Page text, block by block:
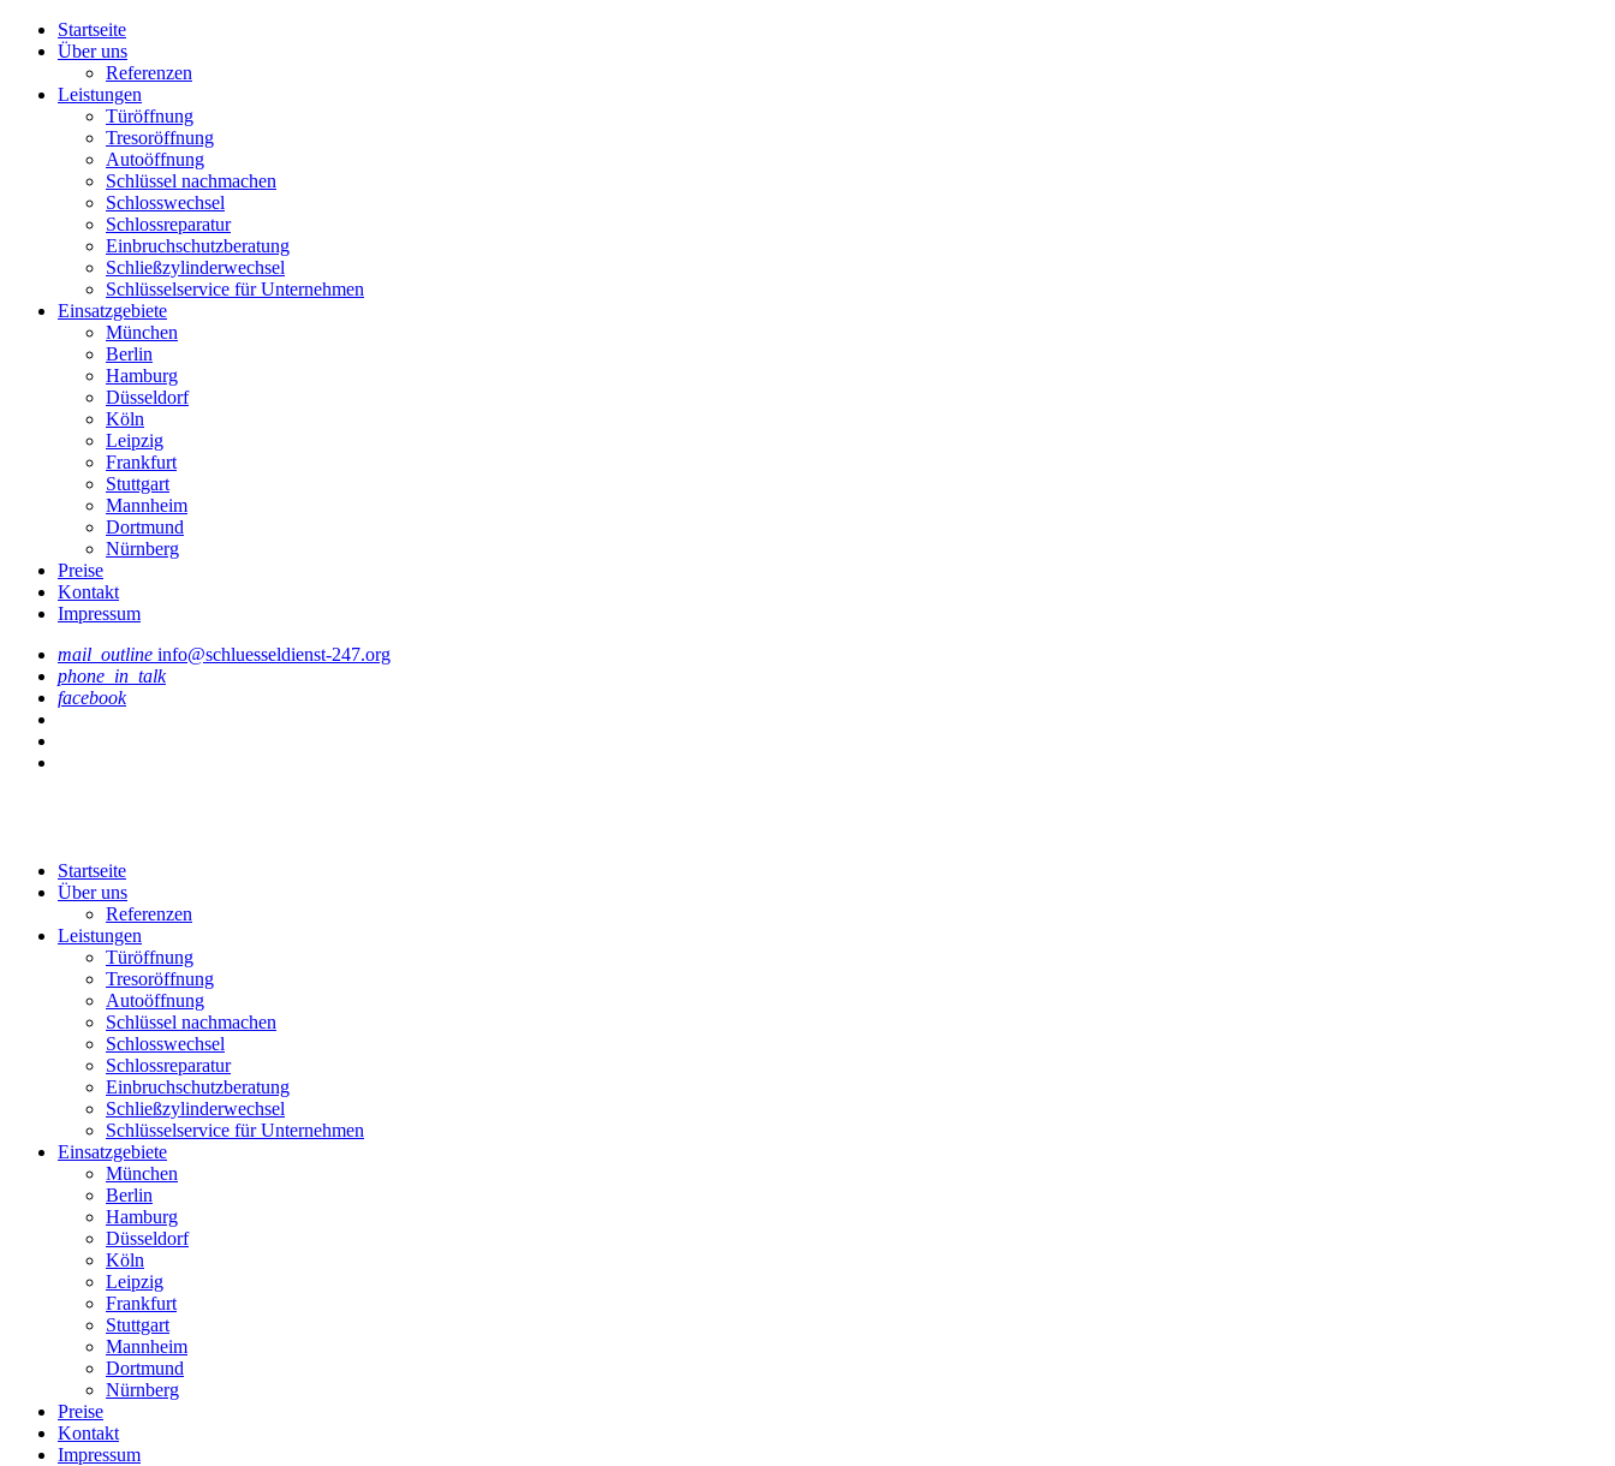
Startseite
Über uns
Referenzen
Leistungen
Türöffnung
Tresoröffnung
Аutoöffnung
Schlüssel nachmachen
Schlosswechsel
Schlossreparatur
Einbruchschutzberatung
Schließzylinderwechsel
Schlüsselservice für Unternehmen
Einsatzgebiete
München
Berlin
Hamburg
Düsseldorf
Köln
Leipzig
Frankfurt
Stuttgart
Mannheim
Dortmund
Nürnberg
Preise
Kontakt
Impressum
mail_outline info@schluesseldienst-247.org
phone_in_talk
facebook
Startseite
Über uns
Referenzen
Leistungen
Türöffnung
Tresoröffnung
Аutoöffnung
Schlüssel nachmachen
Schlosswechsel
Schlossreparatur
Einbruchschutzberatung
Schließzylinderwechsel
Schlüsselservice für Unternehmen
Einsatzgebiete
München
Berlin
Hamburg
Düsseldorf
Köln
Leipzig
Frankfurt
Stuttgart
Mannheim
Dortmund
Nürnberg
Preise
Kontakt
Impressum